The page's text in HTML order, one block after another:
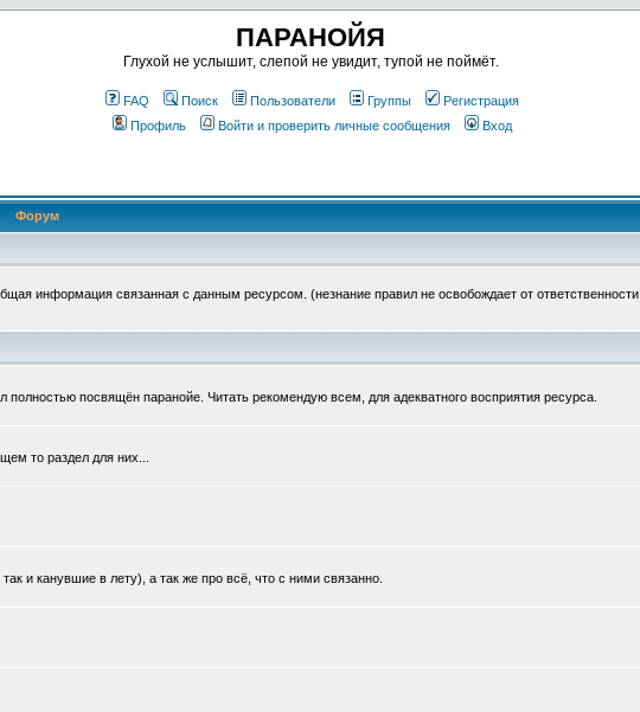
ПАРАНОЙЯ
Глухой не услышит, слепой не увидит, тупой не поймёт.
FAQ Поиск Пользователи Группы
Регистрация
Профиль
Войти и проверить личные сообщения Вход
Форум
информация связанная с данным ресурсом. (незнание правил не освобождает от ответственности
полностью посвящён паранойе. Читать рекомендую всем, для адекватного восприятия ресурса.
то раздел для них...
и канувшие в лету), а так же про всё, что с ними связанно.